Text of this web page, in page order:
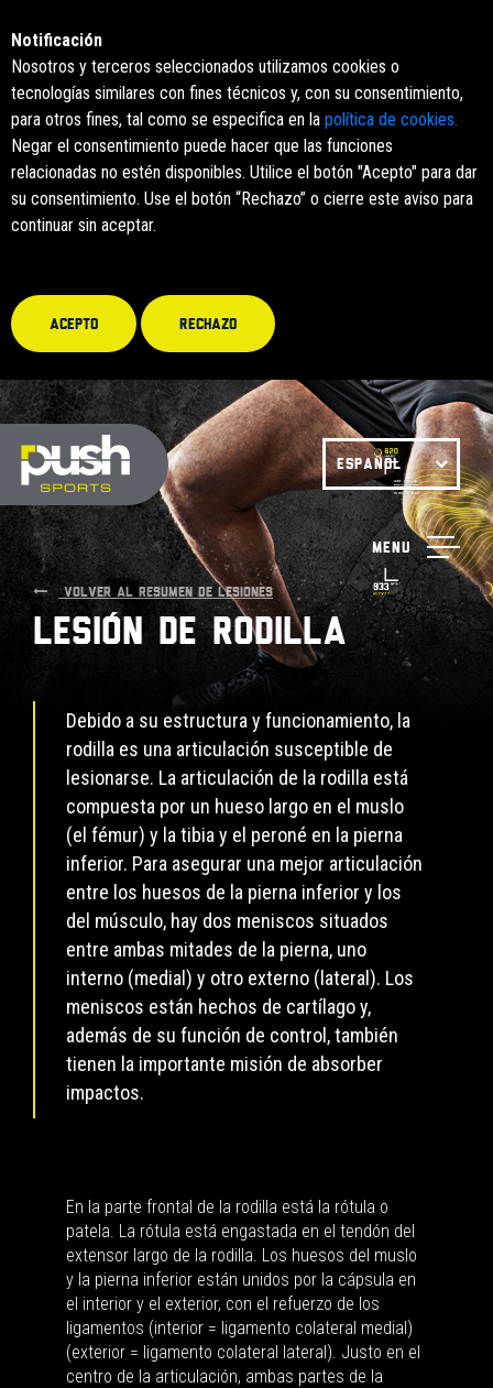
Notificación
Nosotros y terceros seleccionados utilizamos cookies o
tecnologías similares con fines técnicos y, con su consentimiento,
para otros fines, tal como se especifica en la política de cookies.
Negar el consentimiento puede hacer que las funciones
relacionadas no estén disponibles. Utilice el botón "Acepto" para dar
su consentimiento. Use el botón “Rechazo” o cierre este aviso para
continuar sin aceptar.
Acepto Rechazo
ESPAÑOL
Menu
VOLVER AL RESUMEN DE LESIONES
Lesión de rodilla
Debido a su estructura y funcionamiento, la
rodilla es una articulación susceptible de
lesionarse. La articulación de la rodilla está
compuesta por un hueso largo en el muslo
(el fémur) y la tibia y el peroné en la pierna
inferior. Para asegurar una mejor articulación
entre los huesos de la pierna inferior y los
del músculo, hay dos meniscos situados
entre ambas mitades de la pierna, uno
interno (medial) y otro externo (lateral). Los
meniscos están hechos de cartílago y,
además de su función de control, también
tienen la importante misión de absorber
impactos.
En la parte frontal de la rodilla está la rótula o
patela. La rótula está engastada en el tendón del
extensor largo de la rodilla. Los huesos del muslo
y la pierna inferior están unidos por la cápsula en
el interior y el exterior, con el refuerzo de los
ligamentos (interior = ligamento colateral medial)
(exterior = ligamento colateral lateral). Justo en el
centro de la articulación, ambas partes de la